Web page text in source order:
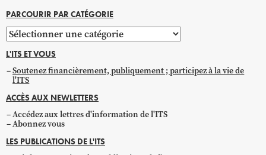
PARCOURIR PAR CATÉGORIE
Parcourir
par
catégorie
L'ITS ET VOUS
Soutenez financièrement, publiquement ; participez à la vie de
l'ITS
ACCÈS AUX NEWLETTERS
Accédez aux lettres d'information de l'ITS
Abonnez vous
LES PUBLICATIONS DE L'ITS